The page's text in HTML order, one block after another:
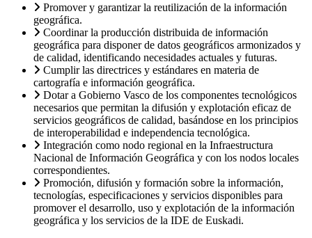
Promover y garantizar la reutilización de la información
geográfica.
Coordinar la producción distribuida de información
geográfica para disponer de datos geográficos armonizados y
de calidad, identificando necesidades actuales y futuras.
Cumplir las directrices y estándares en materia de
cartografía e información geográfica.
Dotar a Gobierno Vasco de los componentes tecnológicos
necesarios que permitan la difusión y explotación eficaz de
servicios geográficos de calidad, basándose en los principios
de interoperabilidad e independencia tecnológica.
Integración como nodo regional en la Infraestructura
Nacional de Información Geográfica y con los nodos locales
correspondientes.
Promoción, difusión y formación sobre la información,
tecnologías, especificaciones y servicios disponibles para
promover el desarrollo, uso y explotación de la información
geográfica y los servicios de la IDE de Euskadi.